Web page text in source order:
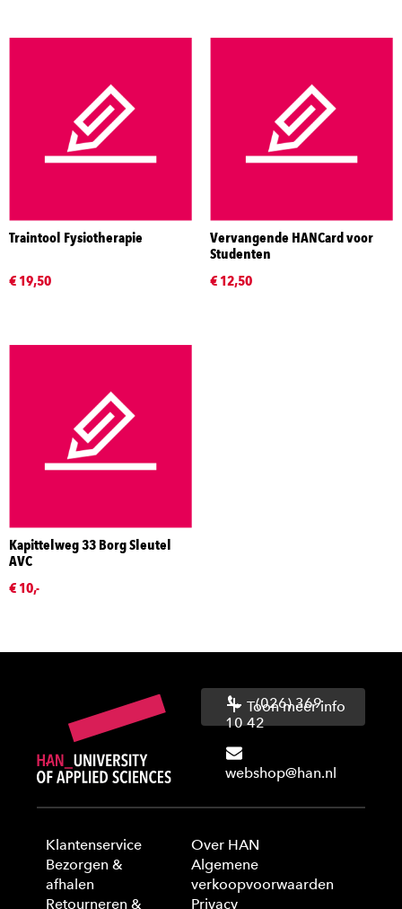
Traintool Fysiotherapie
€ 19,50
Vervangende HANCard voor
Studenten
€ 12,50
Kapittelweg 33 Borg Sleutel
AVC
€ 10,-
(026) 369
10 42
webshop@han.nl
Toon meer info
Klantenservice
Bezorgen &
afhalen
Retourneren &
Over HAN
Algemene
verkoopvoorwaarden
Privacy